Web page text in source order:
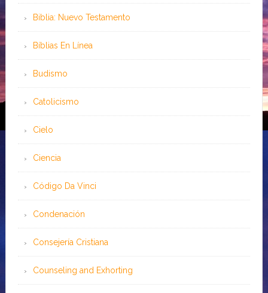
Biblia: Nuevo Testamento
Bíblias En Línea
Budismo
Catolicismo
Cielo
Ciencia
Código Da Vinci
Condenación
Consejería Cristiana
Counseling and Exhorting